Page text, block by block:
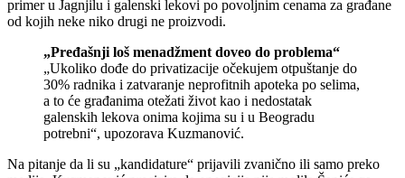
primer u Jagnjilu i galenski lekovi po povoljnim cenama za građane
od kojih neke niko drugi ne proizvodi.
„Pređašnji loš menadžment doveo do problema“
„Ukoliko dođe do privatizacije očekujem otpuštanje do
30% radnika i zatvaranje neprofitnih apoteka po selima,
a to će građanima otežati život kao i nedostatak
galenskih lekova onima kojima su i u Beogradu
potrebni“, upozorava Kuzmanović.
Na pitanje da li su „kandidature“ prijavili zvanično ili samo preko